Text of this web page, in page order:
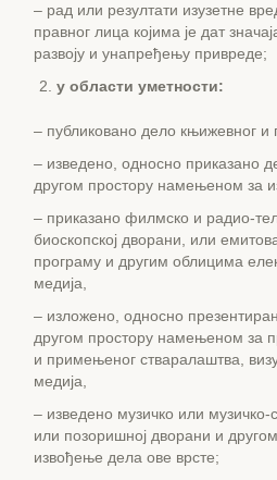
– рад или резултати изузетне
правног лица којима је дат
развоју и унапређењу привреде;
у области уметности:
– публиковано дело књижевног и
– изведено, односно приказано
другом простору намењеном за
– приказано филмско и радио-
биоскопској дворани, или
програму и другим облицима
медија,
– изложено, односно
другом простору намењеном за
и примењеног стваралаштва,
медија,
– изведено музичко или музичко-
или позоришној дворани и
извођење дела ове врсте;